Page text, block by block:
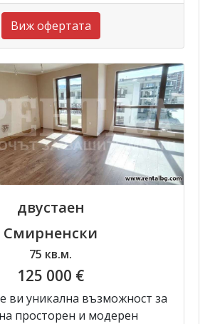
Виж офертата
двустаен
Смирненски
75 кв.м.
125 000 €
ви уникална възможност за
просторен и модерен